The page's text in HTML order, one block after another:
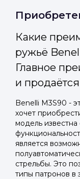
Какие
ружьё
Главное
и
Benelli M3S90 -
хочет
модель
является
стрельбы. Это
типы патронов в